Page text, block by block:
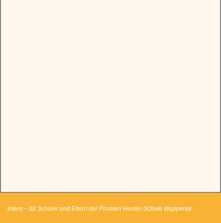
Intern – für Schüler und Eltern der Privaten Herder-Schule Wuppertal